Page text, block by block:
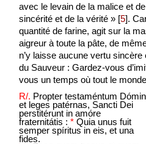
avec le levain de la malice et
sincérité et de la vérité » [5].
quantité de farine, agit sur la
aigreur à toute la pâte, de
n’y laisse aucune vertu
du Sauveur : Gardez-vous
vous un temps où tout le
R/. Propter testaméntum
et leges patérnas, Sancti Dei
perstitérunt in amóre
fraternitátis : * Quia unus fuit
semper spíritus in eis, et una
fides.